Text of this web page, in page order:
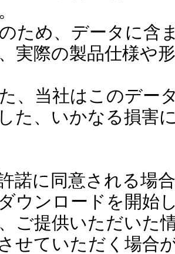
ため、データに含
実際の製品仕様や
、当社はこのデー
た、いかなる損害
諾に同意される場
ウンロードを開始
ご提供いただいた
せていただく場合